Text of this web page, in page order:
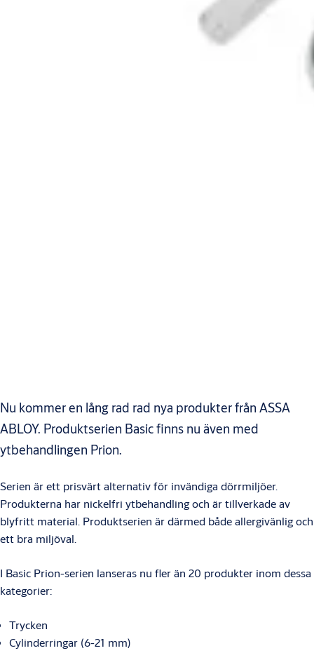
Nu kommer en lång rad rad nya produkter från ASSA
ABLOY. Produktserien Basic finns nu även med
ytbehandlingen Prion.
Serien är ett prisvärt alternativ för invändiga dörrmiljöer.
Produkterna har nickelfri ytbehandling och är tillverkade av
blyfritt material. Produktserien är därmed både allergivänlig och
ett bra miljöval.
I Basic Prion-serien lanseras nu fler än 20 produkter inom dessa
kategorier:
Trycken
Cylinderringar (6-21 mm)